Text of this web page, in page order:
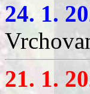
24. 1.
21. 1.